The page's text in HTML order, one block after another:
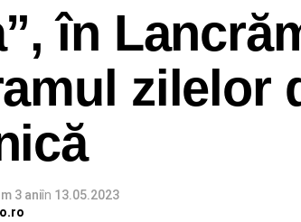
în
zilelor
3 aniîn 13.05.2023